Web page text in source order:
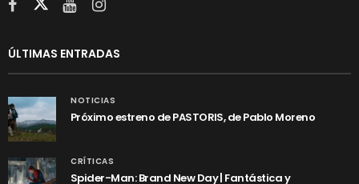
ÚLTIMAS ENTRADAS
NOTICIAS
Próximo estreno de PASTORIS, de Pablo Moreno
CRÍTICAS
Spider-Man: Brand New Day | Fantástica y